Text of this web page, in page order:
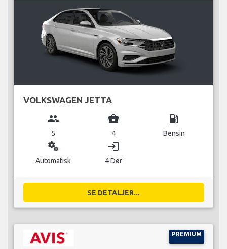
VOLKSWAGEN JETTA
group
5
business_center
4
local_gas_station
Bensin
miscellaneous_services
Automatisk
login
4 Dør
SE DETALJER...
PREMIUM